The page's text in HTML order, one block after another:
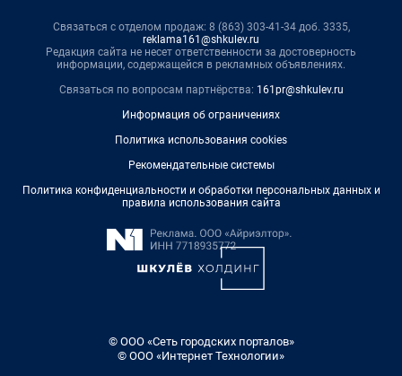
Связаться с отделом продаж: 8 (863) 303-41-34 доб. 3335,
reklama161@shkulev.ru
Редакция сайта не несет ответственности за достоверность
информации, содержащейся в рекламных объявлениях.
Связаться по вопросам партнёрства: 161pr@shkulev.ru
Информация об ограничениях
Политика использования cookies
Рекомендательные системы
Политика конфиденциальности и обработки персональных данных и
правила использования сайта
© ООО «Сеть городских порталов»
© ООО «Интернет Технологии»